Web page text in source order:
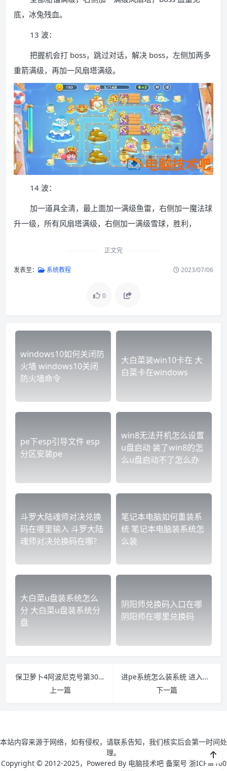
底，冰兔残血。
13 波：
把握机会打 boss，跳过对话，解决 boss，左侧加两多
重箭满级，再加一风扇塔满级。
14 波：
加一道具全清，最上面加一满级鱼雷，右侧加一魔法球
升一级，所有风扇塔满级，右侧加一满级雪球，胜利，
正文完
发表至： 系统教程 2023/07/06
0
windows10如何关闭防
火墙 windows10关闭
防火墙命令
大白菜装win10卡在 大
白菜卡在windows
pe下esp引导文件 esp
分区安装pe
win8无法开机怎么设置
u盘启动 装了win8的怎
么u盘启动不了怎么办
斗罗大陆魂师对决兑换
码在哪里输入 斗罗大陆
魂师对决兑换码在哪?
笔记本电脑如何重装系
统 笔记本电脑装系统怎
么装
大白菜u盘装系统怎么
分 大白菜u盘装系统分
盘
阴阳师兑换码入口在哪
阴阳师在哪里兑换码
保卫萝卜4阿波尼克号第30关怎么过 保卫萝卜3第54关怎么过
上一篇
进pe系统怎么装系统 进入pe系统怎么装系统
下一篇
本站内容来源于网络，如有侵权，请联系告知，我们核实后会第一时间处
理。
Copyright © 2012-2025，Powered By 电脑技术吧 备案号 浙ICP备160